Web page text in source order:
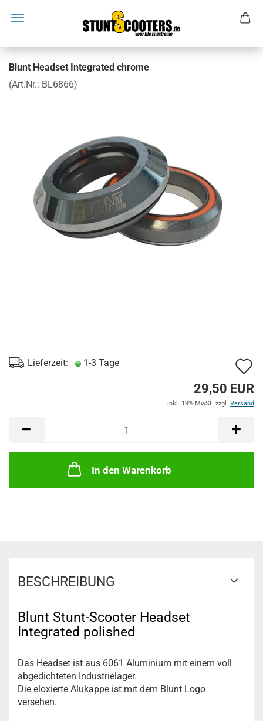
Blunt Headset Integrated chrome
(Art.Nr.: BL6866)
Lieferzeit: 1-3 Tage
29,50 EUR
inkl. 19% MwSt. zzgl. Versand
In den Warenkorb
BESCHREIBUNG
Blunt Stunt-Scooter Headset
Integrated polished
Das Headset ist aus 6061 Aluminium mit einem voll
abgedichteten Industrielager.
Die eloxierte Alukappe ist mit dem Blunt Logo
versehen.